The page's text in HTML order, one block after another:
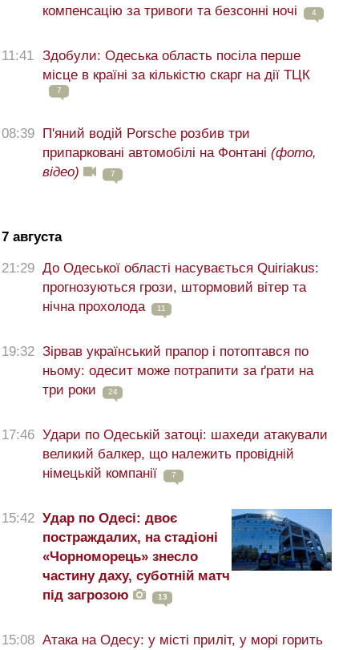
компенсацію за тривоги та безсонні ночі
4
11:41
Здобули: Одеська область посіла перше
місце в країні за кількістю скарг на дії ТЦК
7
08:39 П'яний водій Porsche розбив три
припарковані автомобілі на Фонтані (фото,
відео)
7
7 августа
21:29 До Одеської області насувається Quiriakus:
прогнозуються грози, штормовий вітер та
нічна прохолода
11
19:32 Зірвав український прапор і потоптався по
ньому: одесит може потрапити за ґрати на
три роки
24
17:46 Удари по Одеській затоці: шахеди атакували
великий балкер, що належить провідній
німецькій компанії
7
15:42 Удар по Одесі: двоє
постраждалих, на стадіоні
«Чорноморець» знесло
частину даху, суботній матч
під загрозою
13
15:08 Атака на Одесу: у місті приліт, у морі горить